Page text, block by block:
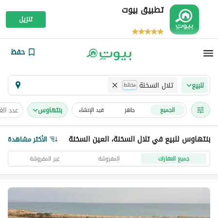
تطبيق بيوت
تنزيل
حفظ
للبيع تلال السخنة مختلط
الجميع جاهز قيد الإنشاء بنتهاوس عدد
بنتهاوس للبيع في تلال السخنة، العين السخنة الأكثر مشاهدة
جميع العقارات المفروشة غير المفروشة